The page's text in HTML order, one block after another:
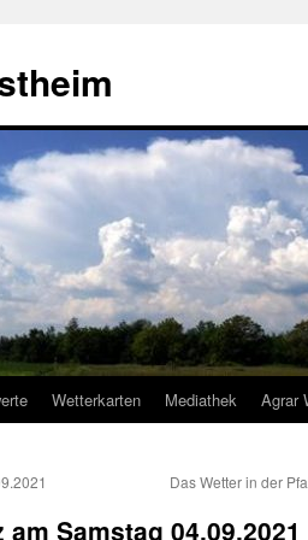
Wetterkarten Mediathek Agrar
Das Wetter in der
Samstag 04.09.2021